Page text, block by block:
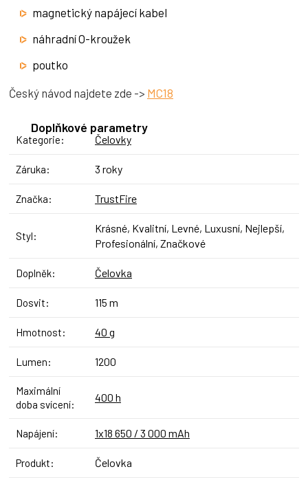
magnetický napájecí kabel
náhradní O-kroužek
poutko
Český návod najdete zde -> MC18
Doplňkové parametry
Kategorie: Čelovky
Záruka: 3 roky
Značka: TrustFire
Styl:
Krásné, Kvalitní, Levné, Luxusní, Nejlepší,
Profesionální, Značkové
Doplněk: Čelovka
Dosvit: 115 m
Hmotnost: 40 g
Lumen: 1200
Maximální
doba svícení:
400 h
Napájení: 1x18 650 / 3 000 mAh
Produkt: Čelovka